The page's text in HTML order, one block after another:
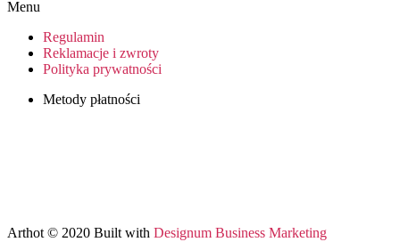
Menu
Regulamin
Reklamacje i zwroty
Polityka prywatności
Metody płatności
Arthot © 2020 Built with Designum Business Marketing